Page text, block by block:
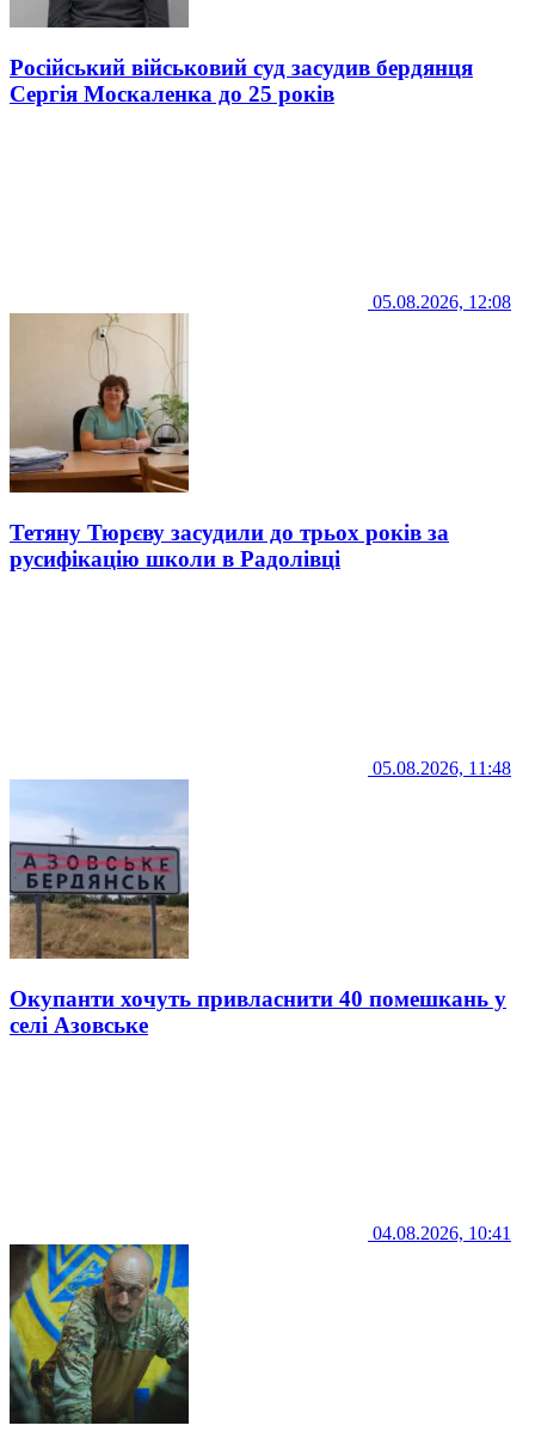
Російський військовий суд засудив бердянця
Сергія Москаленка до 25 років
05.08.2026, 12:08
Тетяну Тюрєву засудили до трьох років за
русифікацію школи в Радолівці
05.08.2026, 11:48
Окупанти хочуть привласнити 40 помешкань у
селі Азовське
04.08.2026, 10:41